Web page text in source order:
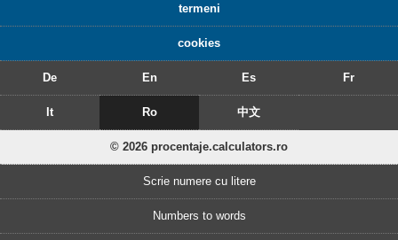
termeni
cookies
De En Es Fr
It Ro 中文
© 2026 procentaje.calculators.ro
Scrie numere cu litere
Numbers to words